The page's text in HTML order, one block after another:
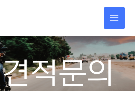
적문의